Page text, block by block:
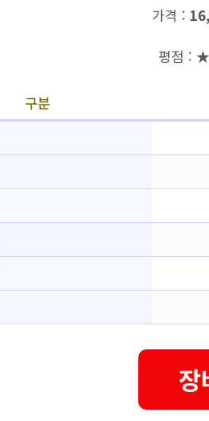
가격 :
평점 :
구분
장